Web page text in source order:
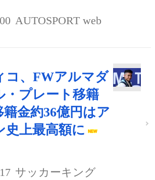
AUTOSPORT web
コ、FWアルマダ
・プレート移籍
金約36億円はア
史上最高額に
サッカーキング